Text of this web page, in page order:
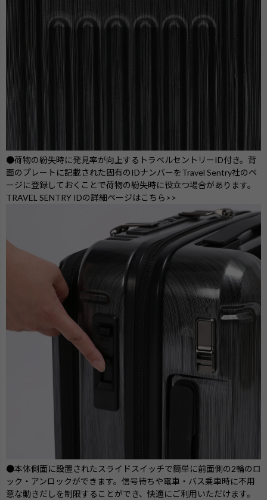
●荷物の紛失時に発見率が向上するトラベルセントリーID付き。背
面のプレートに記載された固有のIDナンバーをTravel Sentry社のペ
ージに登録しておくことで荷物の紛失時に役立つ場合があります。
TRAVEL SENTRY IDの詳細ページはこちら>>
●本体側面に設置されたスライドスイッチで簡単に前面側の2輪のロ
ック・アンロックができます。信号待ちや電車・バス乗車時に不用
意な動きだしを制限することができ、快適にご利用いただけます。